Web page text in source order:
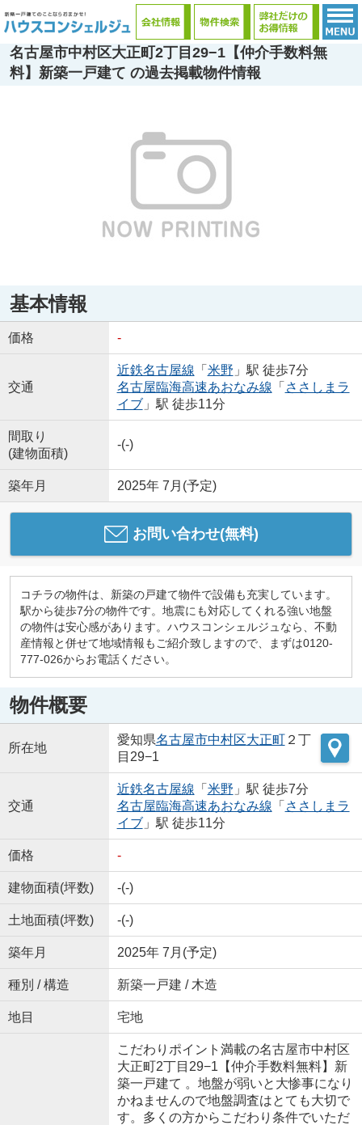
名古屋市中村区大正町2丁目29−1【仲介手数料無
料】新築一戸建て の過去掲載物件情報
基本情報
価格 -
交通
近鉄名古屋線 「 米野 」駅 徒歩7分
名古屋臨海高速あおなみ線 「 ささしまラ
イブ」駅 徒歩11分
間取り
(建物面積)
-(-)
築年月 2025年 7月(予定)
お問い合わせ(無料)
コチラの物件は、新築の戸建て物件で設備も充実しています。
駅から徒歩7分の物件です。地震にも対応してくれる強い地盤
の物件は安心感があります。ハウスコンシェルジュなら、不動
産情報と併せて地域情報もご紹介致しますので、まずは0120-
777-026からお電話ください。
物件概要
所在地
愛知県名古屋市中村区大正町２丁
目29−1
交通
近鉄名古屋線 「 米野 」駅 徒歩7分
名古屋臨海高速あおなみ線 「 ささしまラ
イブ」駅 徒歩11分
価格 -
建物面積(坪数) -(-)
土地面積(坪数) -(-)
築年月 2025年 7月(予定)
種別 / 構造 新築一戸建 / 木造
地目 宅地
こだわりポイント満載の名古屋市中村区
大正町2丁目29−1【仲介手数料無料】新
築一戸建て 。地盤が弱いと大惨事になり
かねませんので地盤調査はとても大切で
す。多くの方からこだわり条件でいただ